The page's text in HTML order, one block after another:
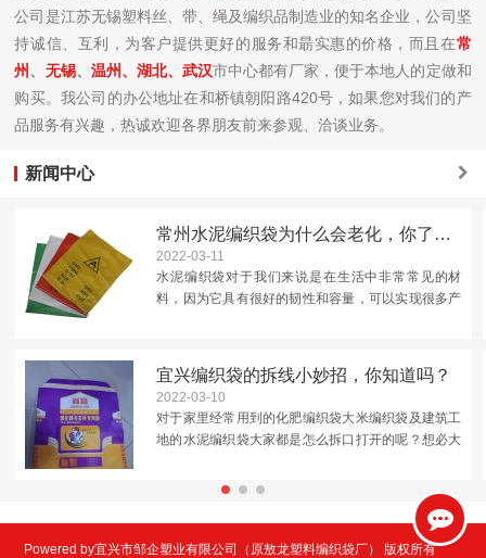
公司是江苏无锡塑料丝、带、绳及编织品制造业的知名企业，公司坚
持诚信、互利，为客户提供更好的服务和朂实惠的价格，而且在常
州、 无锡、 温州、湖北、 武汉市中心都有厂家，便于本地人的定做和
购买。我公司的办公地址在和桥镇朝阳路420号，如果您对我们的产
品服务有兴趣，热诚欢迎各界朋友前来参观、洽谈业务。
新闻中心
常州水泥编织袋为什么会老化，你了解吗？
2022-03-11
水泥编织袋对于我们来说是在生活中非常常见的材
料，因为它具有很好的韧性和容量，可以实现很多产
中存在碳原子，是容...
宜兴编织袋的拆线小妙招，你知道吗？
2022-03-10
对于家里经常用到的化肥编织袋大米编织袋及建筑工
地的水泥编织袋大家都是怎么拆口打开的呢？想必大
的优点就是简单快捷但是后面再用时候就未免有些不
Powered by宜兴市邹企塑业有限公司（原敖龙塑料编织袋厂） 版权所有